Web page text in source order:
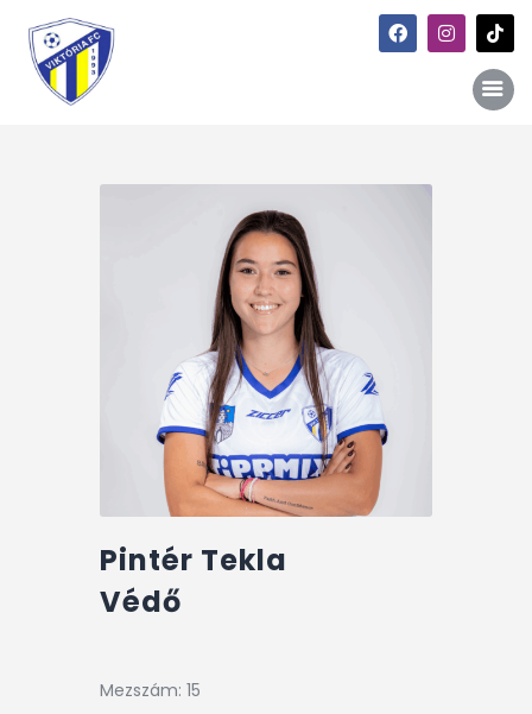
Főoldal
Kapcsolat
Szponzori kiajánlás
Pintér Tekla
Védő
Mezszám: 15